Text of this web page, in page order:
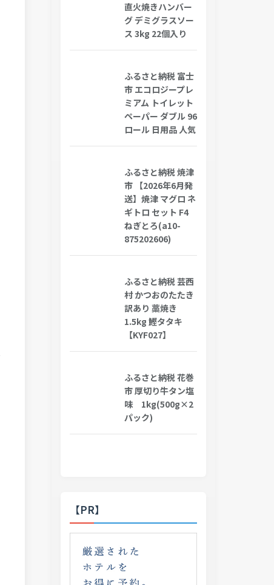
直火焼きハンバー
グ デミグラスソー
ス 3kg 22個入り
ふるさと納税 富士
市 エコロジープレ
ミアム トイレット
ペーパー ダブル 96
ロール 日用品 人気
ふるさと納税 焼津
市 【2026年6月発
送】焼津 マグロ ネ
ギトロ セット F4
ねぎとろ(a10-
875202606)
ふるさと納税 芸西
村 かつおのたたき
訳あり 藁焼き
1.5kg 鰹タタキ
【KYF027】
ふるさと納税 花巻
市 厚切り牛タン塩
味 1kg(500g×2
パック)
【PR】